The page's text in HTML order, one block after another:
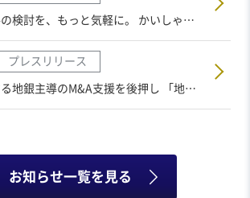
会社の次の一手の検討を、もっと気軽に。 かいしゃ経営者のミカタ室が 『かいしゃカジュアル面談』を提供開始。
プレスリリース
金融庁が推進する地銀主導のM&A支援を後押し 「地銀版M&Aサクシード」をアップデート
お知らせ一覧を見る